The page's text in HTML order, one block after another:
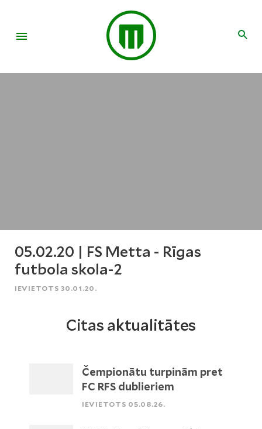
05.02.20 | FS Metta - Rīgas
futbola skola-2
IEVIETOTS 30.01.20.
Citas aktualitātes
Čempionātu turpinām pret
FC RFS dublieriem
IEVIETOTS 05.08.26.